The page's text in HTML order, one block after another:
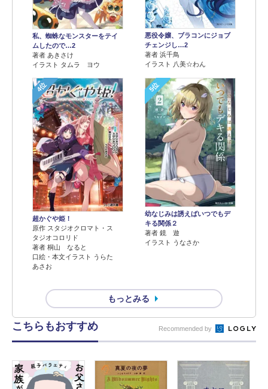
私、蜘蛛なモンスターをテイ
ムしたので…2
著者 あきさけ
イラスト タムラ ヨウ
悪役令嬢、ブラコンにジョブ
チェンジし…2
著者 浜千鳥
イラスト 八美☆わん
4位
超かぐや姫！
原作 スタジオクロマト・ス
タジオコロリド
著者 桐山 なると
口絵・本文イラスト うらた
あさお
5位
幼なじみは誘えばいつでもデ
キる関係２
著者 鏡 遊
イラスト うなさか
もっとみる
こちらもおすすめ Recommended by